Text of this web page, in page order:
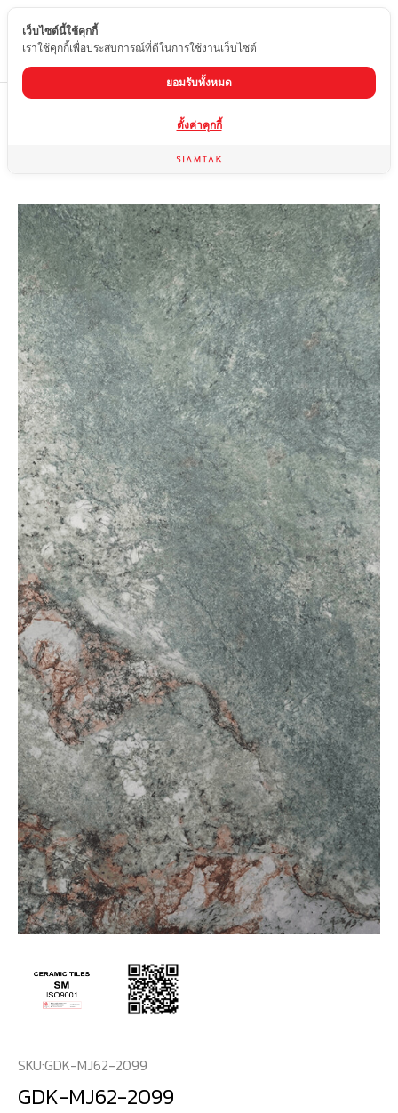
TH
กระเบื้องลายหินอ่อน
SKU:GDK-MJ62-2099
GDK-MJ62-2099
เว็บไซต์นี้ใช้คุกกี้
เราใช้คุกกี้เพื่อประสบการณ์ที่ดีในการใช้งานเว็บไซต์
ยอมรับทั้งหมด
ตั้งค่าคุกกี้